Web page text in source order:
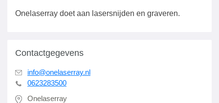
Onelaserray doet aan lasersnijden en graveren.
Contactgegevens
info@onelaserray.nl
0623283500
Onelaserray